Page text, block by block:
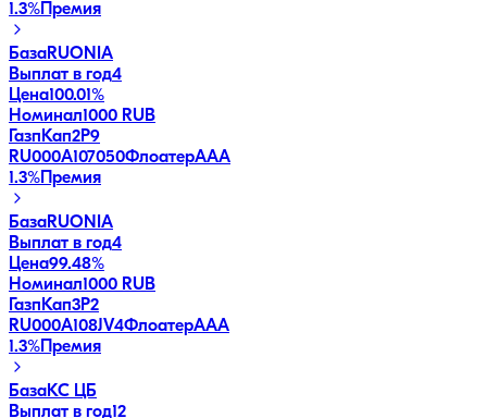
1.3%Премия
БазаRUONIA
Выплат в год4
Цена100.01%
Номинал1000 RUB
ГазпКап2P9
RU000A107050ФлоатерAAA
1.3%Премия
БазаRUONIA
Выплат в год4
Цена99.48%
Номинал1000 RUB
ГазпКап3P2
RU000A108JV4ФлоатерAAA
1.3%Премия
БазаКС ЦБ
Выплат в год12